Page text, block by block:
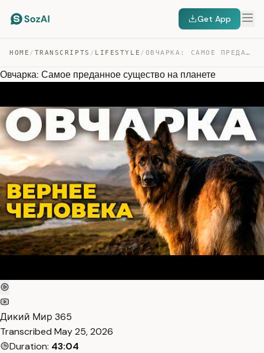
Get App
HOME / TRANSCRIPTS / LIFESTYLE / ОВЧАРКА: САМОЕ ПРЕДАННОЕ СУЩЕСТВО НА ПЛАНЕТЕ — TRANSCRIPT
Овчарка: Самое преданное существо на планете
Дикий Мир 365
Transcribed May 25, 2026
Duration: 43:04